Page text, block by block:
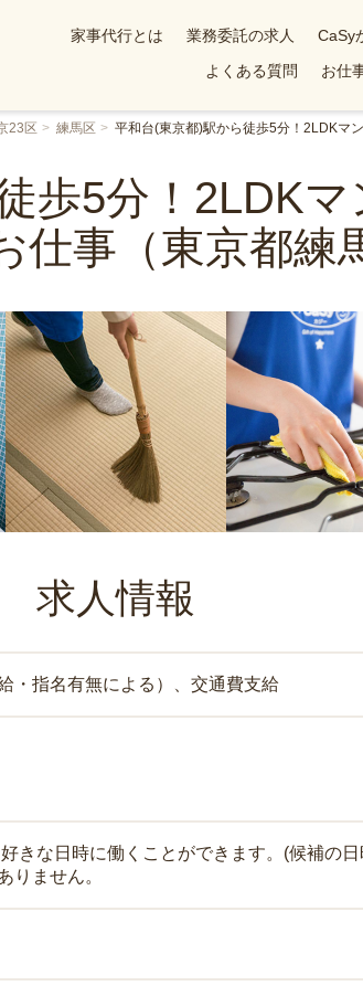
家事代行とは 業務委託の求人 CaSy
よくある質問
お仕
23区 練馬区 平和台(東京都)駅から徒歩5分！2LDKマ
歩5分！2LDK
仕事（東京都練
求人情報
・指名有無による）、交通費支給
きな日時に働くことができます。(候補の
りません。